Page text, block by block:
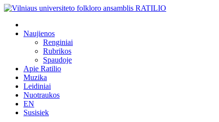
Naujienos
Renginiai
Rubrikos
Spaudoje
Apie Ratilio
Muzika
Leidiniai
Nuotraukos
EN
Susisiek